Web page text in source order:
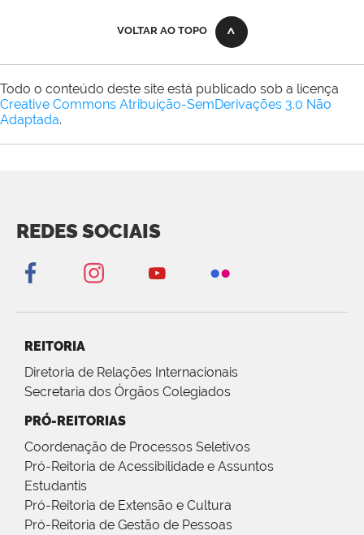
VOLTAR AO TOPO
Todo o conteúdo deste site está publicado sob a licença
Creative Commons Atribuição-SemDerivações 3.0 Não
Adaptada.
REDES SOCIAIS
REITORIA
Diretoria de Relações Internacionais
Secretaria dos Órgãos Colegiados
PRÓ-REITORIAS
Coordenação de Processos Seletivos
Pró-Reitoria de Acessibilidade e Assuntos
Estudantis
Pró-Reitoria de Extensão e Cultura
Pró-Reitoria de Gestão de Pessoas